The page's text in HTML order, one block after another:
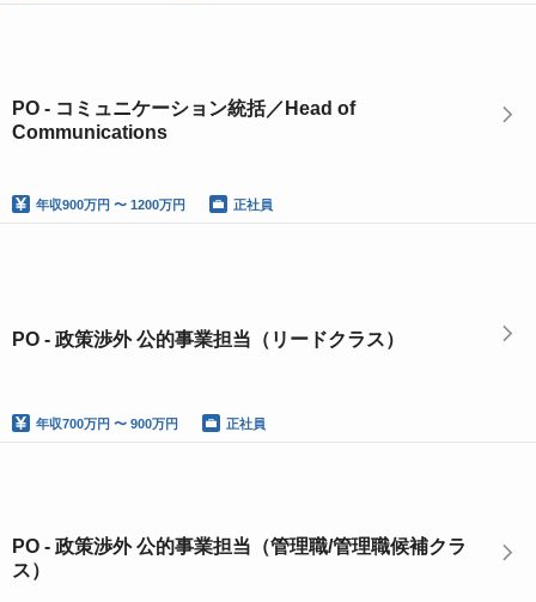
PO - コミュニケーション統括／Head of
Communications
年収900万円 〜 1200万円 正社員
PO - 政策渉外 公的事業担当（リードクラス）
年収700万円 〜 900万円 正社員
PO - 政策渉外 公的事業担当（管理職/管理職候補クラ
ス）